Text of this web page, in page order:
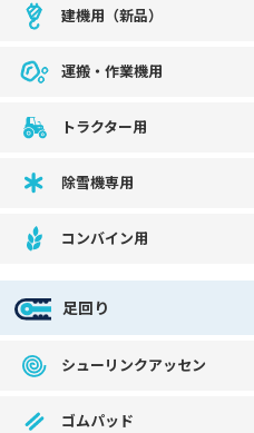
建機用（新品）
運搬・作業機用
トラクター用
除雪機専用
コンバイン用
足回り
シューリンクアッセン
ゴムパッド